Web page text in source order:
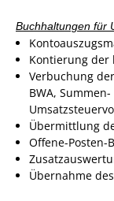
Buchhaltungen für
Kontierung der
Verbuchung
BWA,
Übermittlung
Offene-Posten-
Übernahme